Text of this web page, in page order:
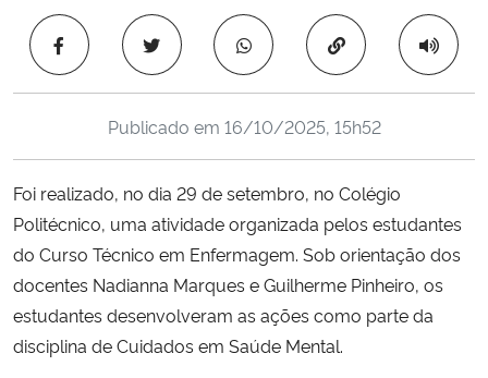
Ministério da Ciência, Tecnologia, Inovações e Comunicações
Ministério do Turismo
Ministério do Desenvolvimento Regional
Ministério da Mulher, da Família e dos Direitos Humanos
Copiar para área
Publicado em 16/10/2025, 15h52
Foi realizado, no dia 29 de setembro, no Colégio
Politécnico, uma atividade organizada pelos estudantes
do Curso Técnico em Enfermagem. Sob orientação dos
docentes Nadianna Marques e Guilherme Pinheiro, os
estudantes desenvolveram as ações como parte da
disciplina de Cuidados em Saúde Mental.